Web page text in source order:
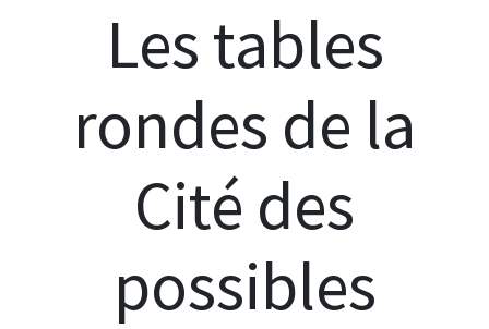
Les tables
rondes de la
Cité des
possibles